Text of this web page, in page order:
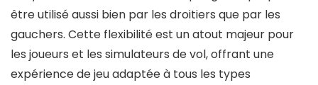
être utilisé aussi bien par les droitiers que par les
gauchers. Cette flexibilité est un atout majeur pour
les joueurs et les simulateurs de vol, offrant une
expérience de jeu adaptée à tous les types